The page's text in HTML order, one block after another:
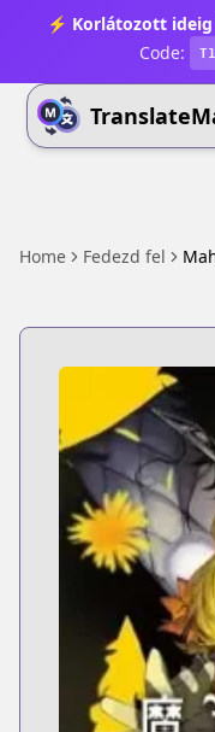
⚡ Korlátozott
Code:
Home Fedezd fel